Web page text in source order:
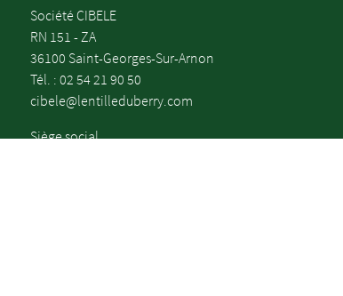
Société CIBELE
RN 151 - ZA
36100 Saint-Georges-Sur-Arnon
Tél. : 02 54 21 90 50
cibele@lentilleduberry.com
Siège social